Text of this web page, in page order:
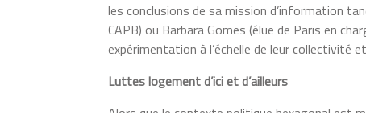
les conclusions de sa mission d’information
CAPB) ou Barbara Gomes (élue de Paris en
expérimentation à l’échelle de leur collectivité
Luttes logement d’ici et d’ailleurs